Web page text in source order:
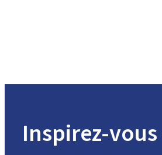
Inspirez-vous